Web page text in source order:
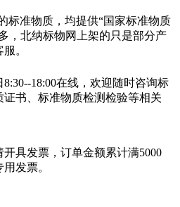
标准物质，均提供“国家标准物质
，北纳标物网上架的只是部分产
。
18:00在线，欢迎随时咨询标
书、标准物质检测检验等相关
具发票，订单金额累计满5000
发票。